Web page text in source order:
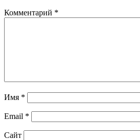
Комментарий *
Имя *
Email *
Сайт